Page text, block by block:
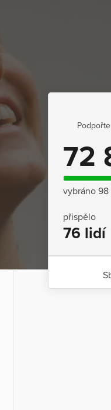
72
vybráno 98
přispělo
76 lidí